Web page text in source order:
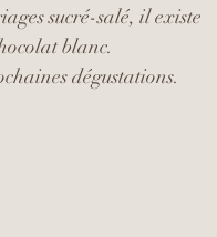
sucré-salé, il existe
blanc.
dégustations.